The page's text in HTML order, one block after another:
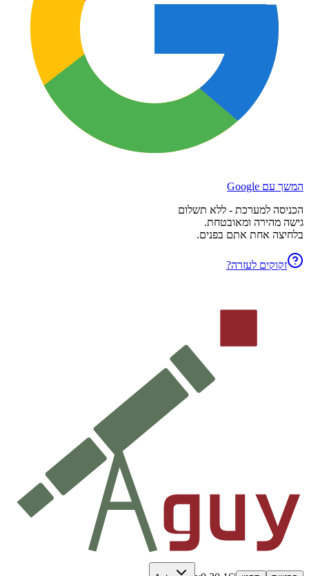
המשך עם Google
הכניסה למערכת - ללא תשלום
גישה מהירה ומאובטחת.
בלחיצה אחת אתם בפנים.
זקוקים לעזרה?